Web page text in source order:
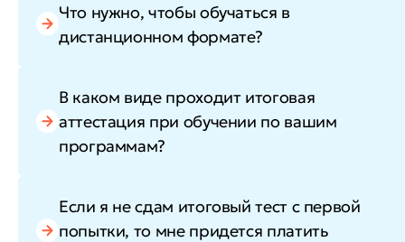
Что нужно, чтобы обучаться в
дистанционном формате?
В каком виде проходит итоговая
аттестация при обучении по вашим
программам?
Если я не сдам итоговый тест с первой
попытки, то мне придется платить